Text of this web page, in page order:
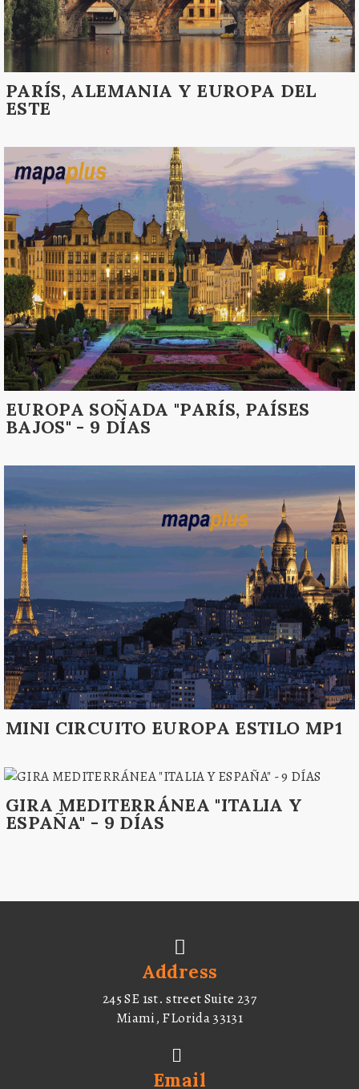
PARÍS, ALEMANIA Y EUROPA DEL
ESTE
EUROPA SOÑADA "PARÍS, PAÍSES
BAJOS" - 9 DÍAS
MINI CIRCUITO EUROPA ESTILO MP1
GIRA MEDITERRÁNEA "ITALIA Y
ESPAÑA" - 9 DÍAS
Address
245 SE 1st. street Suite 237
Miami, FLorida 33131
Email